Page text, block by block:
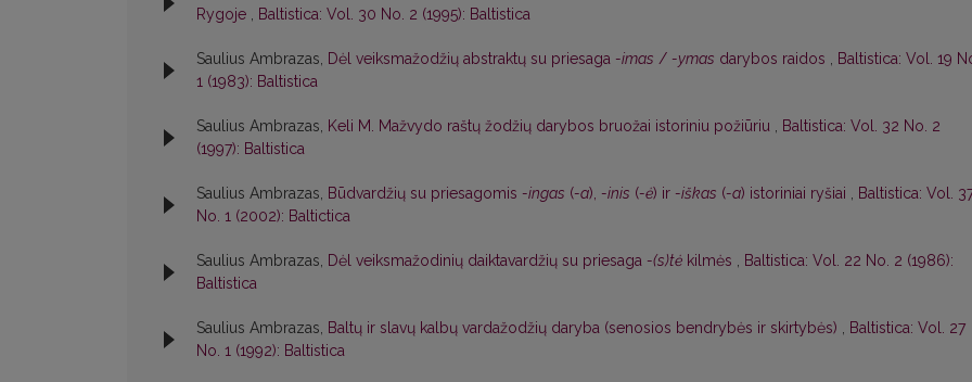
Rygoje , Baltistica: Vol. 30 No. 2 (1995): Baltistica
Saulius Ambrazas, Dėl veiksmažodžių abstraktų su priesaga -imas / -ymas darybos raidos , Baltistica: Vol. 19
1 (1983): Baltistica
Saulius Ambrazas, Keli M. Mažvydo raštų žodžių darybos bruožai istoriniu požiūriu , Baltistica: Vol. 32 No. 2
(1997): Baltistica
Saulius Ambrazas, Būdvardžių su priesagomis -ingas (-a), -inis (-ė) ir -iškas (-a) istoriniai ryšiai , Baltistica: Vol.
No. 1 (2002): Baltictica
Saulius Ambrazas, Dėl veiksmažodinių daiktavardžių su priesaga -(s)tė kilmės , Baltistica: Vol. 22 No. 2 (1986):
Baltistica
Saulius Ambrazas, Baltų ir slavų kalbų vardažodžių daryba (senosios bendrybės ir skirtybės) , Baltistica: Vol. 27
No. 1 (1992): Baltistica